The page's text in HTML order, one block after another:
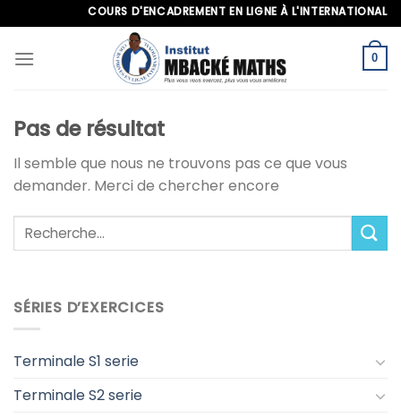
to
content
COURS D'ENCADREMENT EN LIGNE À L'INTERNATIONAL,
0
SÉRIES D’EXERCICES
Terminale S1 serie
Terminale S2 serie
Pas de résultat
Il semble que nous ne trouvons pas ce que vous
demander. Merci de chercher encore